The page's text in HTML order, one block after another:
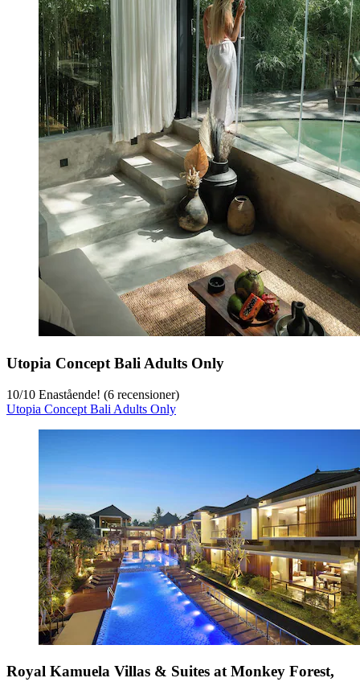
Utopia Concept Bali Adults Only
10/10 Enastående! (6 recensioner)
Utopia Concept Bali Adults Only
Royal Kamuela Villas & Suites at Monkey Forest,